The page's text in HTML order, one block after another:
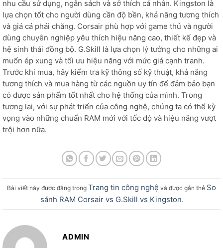
nhu cầu sử dụng, ngân sách và sở thích cá nhân. Kingston là
lựa chọn tốt cho người dùng cần độ bền, khả năng tương thích
và giá cả phải chăng. Corsair phù hợp với game thủ và người
dùng chuyên nghiệp yêu thích hiệu năng cao, thiết kế đẹp và
hệ sinh thái đồng bộ. G.Skill là lựa chọn lý tưởng cho những ai
muốn ép xung và tối ưu hiệu năng với mức giá cạnh tranh.
Trước khi mua, hãy kiểm tra kỹ thông số kỹ thuật, khả năng
tương thích và mua hàng từ các nguồn uy tín để đảm bảo bạn
có được sản phẩm tốt nhất cho hệ thống của mình. Trong
tương lai, với sự phát triển của công nghệ, chúng ta có thể kỳ
vọng vào những chuẩn RAM mới với tốc độ và hiệu năng vượt
trội hơn nữa.
Bài viết này được đăng trong Trang tin công nghệ và được gắn thẻ So
sánh RAM Corsair vs G.Skill vs Kingston.
ADMIN